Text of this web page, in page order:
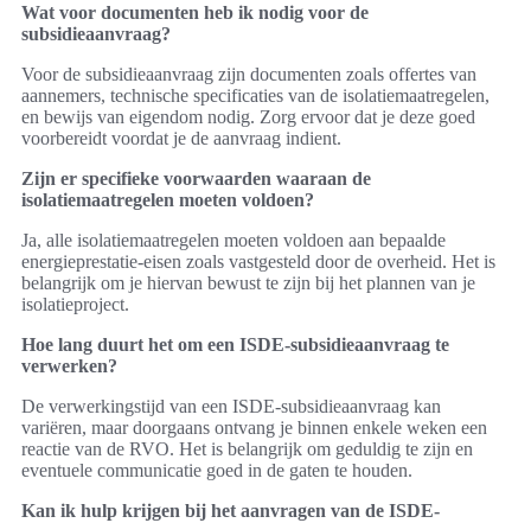
Wat voor documenten heb ik nodig voor de
subsidieaanvraag?
Voor de subsidieaanvraag zijn documenten zoals offertes van
aannemers, technische specificaties van de isolatiemaatregelen,
en bewijs van eigendom nodig. Zorg ervoor dat je deze goed
voorbereidt voordat je de aanvraag indient.
Zijn er specifieke voorwaarden waaraan de
isolatiemaatregelen moeten voldoen?
Ja, alle isolatiemaatregelen moeten voldoen aan bepaalde
energieprestatie-eisen zoals vastgesteld door de overheid. Het is
belangrijk om je hiervan bewust te zijn bij het plannen van je
isolatieproject.
Hoe lang duurt het om een ISDE-subsidieaanvraag te
verwerken?
De verwerkingstijd van een ISDE-subsidieaanvraag kan
variëren, maar doorgaans ontvang je binnen enkele weken een
reactie van de RVO. Het is belangrijk om geduldig te zijn en
eventuele communicatie goed in de gaten te houden.
Kan ik hulp krijgen bij het aanvragen van de ISDE-